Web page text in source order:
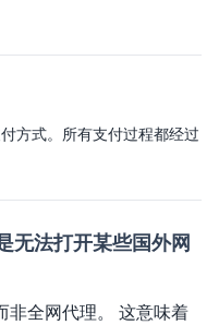
方式。所有支付过程都经过
无法打开某些国外网
非全网代理。 这意味着